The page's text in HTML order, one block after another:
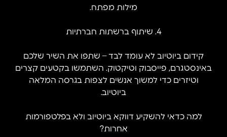
מילות מפתח.
4. שיתוף ברשתות חברתיות
קידום ביוטיוב לא עומד לבד – שתפו את השיר שלכם
באינסטגרם, פייסבוק וטיקטוק. השתמשו בקטעים קצרים
וטיזרים כדי למשוך אנשים לצפות בגרסה המלאה
ביוטיוב.
למה כדאי להשקיע דווקא ביוטיוב ולא בפלטפורמות
אחרות?